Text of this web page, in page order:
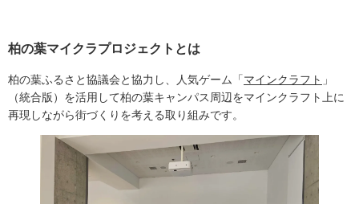
柏の葉マイクラプロジェクトとは
柏の葉ふるさと協議会と協力し、人気ゲーム「マインクラフト 」
（統合版）を活用して柏の葉キャンパス周辺をマインクラフト上に
再現しながら街づくりを考える取り組みです。